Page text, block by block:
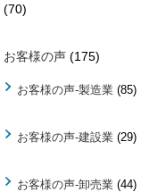
(70)
お客様の声 (175)
お客様の声-製造業 (85)
お客様の声-建設業 (29)
お客様の声-卸売業 (44)